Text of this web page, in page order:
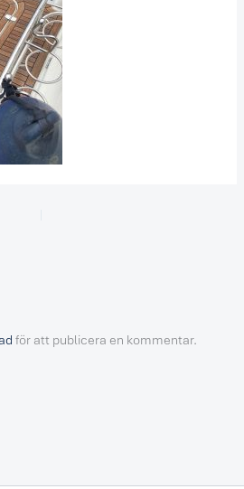
för att publicera en kommentar.